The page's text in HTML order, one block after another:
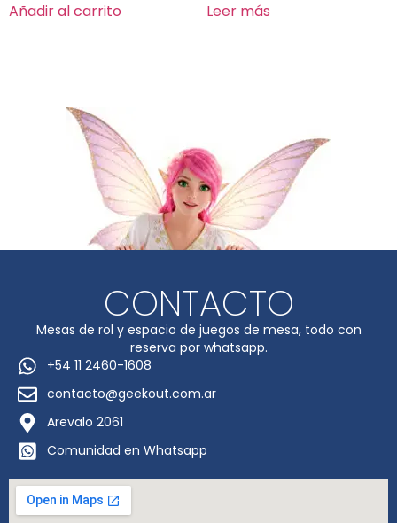
Añadir al carrito Leer más
CONTACTO
Mesas de rol y espacio de juegos de mesa, todo con
reserva por whatsapp.
+54 11 2460-1608
contacto@geekout.com.ar
Arevalo 2061
Comunidad en Whatsapp